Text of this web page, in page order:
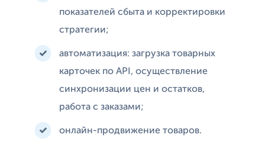
показателей сбыта и корректировки
стратегии;
автоматизация: загрузка товарных
карточек по API, осуществление
синхронизации цен и остатков,
работа с заказами;
онлайн-продвижение товаров.